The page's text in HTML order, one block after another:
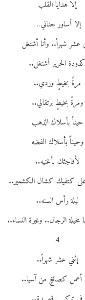
إلا هدايا القلب
إلا أساور حناني…
عشر شهراً.. وأنا أشتغل
كدودة الحرير أشتغل..
مرةً بخيطٍ وردي..
ومرةً بخيطٍ برتقالي..
حيناً بأسلاك الذهب
وحيناً بأسلاك الفضه
لأفاجئك بأغنيه..
على كتفيك كشال الكشمير..
ليلة رأس السنه..
مخيلة الرجال.. وغيرة النساء..
4
إثني عشر شهراً..
أعمل كصائغٍ من آسيا..